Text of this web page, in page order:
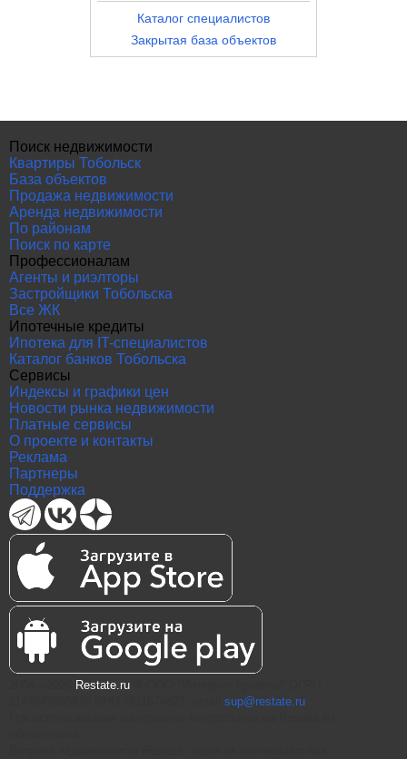
Каталог специалистов
Закрытая база объектов
Поиск недвижимости
Квартиры Тобольск
База объектов
Продажа недвижимости
Аренда недвижимости
По районам
Поиск по карте
Профессионалам
Агенты и риэлторы
Застройщики Тобольска
Все ЖК
Ипотечные кредиты
Ипотека для IT-специалистов
Каталог банков Тобольска
Сервисы
Индексы и графики цен
Новости рынка недвижимости
Платные сервисы
О проекте и контакты
Реклама
Партнеры
Поддержка
Restate.ru
sup@restate.ru